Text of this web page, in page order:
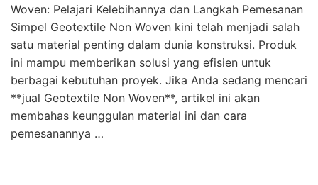
Woven: Pelajari Kelebihannya dan Langkah Pemesanan
Simpel Geotextile Non Woven kini telah menjadi salah
satu material penting dalam dunia konstruksi. Produk
ini mampu memberikan solusi yang efisien untuk
berbagai kebutuhan proyek. Jika Anda sedang mencari
**jual Geotextile Non Woven**, artikel ini akan
membahas keunggulan material ini dan cara
pemesanannya …